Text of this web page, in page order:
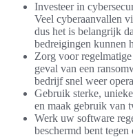
Investeer in
Veel cyberaanvallen
dus het is belangrijk
bedreigingen kunnen
Zorg voor
geval van een
bedrijf snel weer
Gebruik sterke,
en maak gebruik van
Werk uw software
beschermd bent